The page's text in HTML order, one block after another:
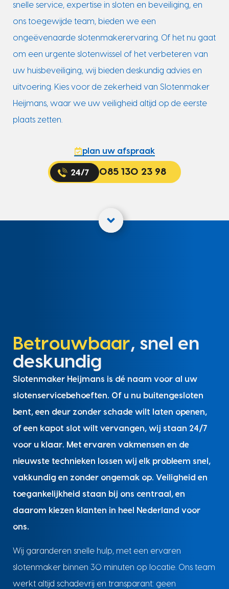
snelle service, expertise in sloten en beveiliging, en
ons toegewijde team, bieden we een
ongeëvenaarde slotenmakerervaring. Of het nu gaat
om een urgente slotenwissel of het verbeteren van
uw huisbeveiliging, wij bieden deskundig advies en
uitvoering. Kies voor de zekerheid van Slotenmaker
Heijmans, waar we uw veiligheid altijd op de eerste
plaats zetten.
plan uw afspraak
085 130 23 98
Betrouwbaar, snel en
deskundig
Slotenmaker Heijmans is dé naam voor al uw
slotenservicebehoeften. Of u nu buitengesloten
bent, een deur zonder schade wilt laten openen,
of een kapot slot wilt vervangen, wij staan 24/7
voor u klaar. Met ervaren vakmensen en de
nieuwste technieken lossen wij elk probleem snel,
vakkundig en zonder ongemak op. Veiligheid en
toegankelijkheid staan bij ons centraal, en
daarom kiezen klanten in heel Nederland voor
ons.
Wij garanderen snelle hulp, met een ervaren
slotenmaker binnen 30 minuten op locatie. Ons team
werkt altijd schadevrij en transparant: geen